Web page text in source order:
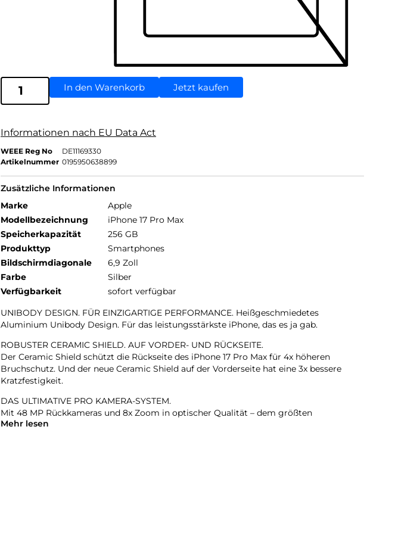
In den Warenkorb Jetzt kaufen
Informationen nach EU Data Act
WEEE Reg No
DE11169330
Artikelnummer 0195950638899
Zusätzliche Informationen
Marke
Apple
Modellbezeichnung
iPhone 17 Pro Max
Speicherkapazität
256 GB
Produkttyp
Smartphones
Bildschirmdiagonale
6,9 Zoll
Farbe
Silber
Verfügbarkeit
sofort verfügbar
UNIBODY DESIGN. FÜR EINZIGARTIGE PERFORMANCE. Heißgeschmiedetes
Aluminium Unibody Design. Für das leistungsstärkste iPhone, das es ja gab.
ROBUSTER CERAMIC SHIELD. AUF VORDER- UND RÜCKSEITE.
Der Ceramic Shield schützt die Rückseite des iPhone 17 Pro Max für 4x höheren
Bruchschutz. Und der neue Ceramic Shield auf der Vorderseite hat eine 3x bessere
Kratzfestigkeit.
DAS ULTIMATIVE PRO KAMERA-SYSTEM.
Mit 48 MP Rückkameras und 8x Zoom in optischer Qualität – dem größten
Zoombereich, den es je bei einem iPhone gab. Das ist wie 8 Pro Objektive in deiner
Mehr lesen